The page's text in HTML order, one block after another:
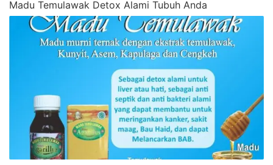
Madu Temulawak Detox Alami Tubuh Anda